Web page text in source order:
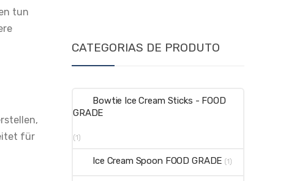
tun
für
CATEGORIAS DE PRODUTO
Bowtie Ice Cream Sticks - FOOD
GRADE
(1)
Ice Cream Spoon FOOD GRADE (1)